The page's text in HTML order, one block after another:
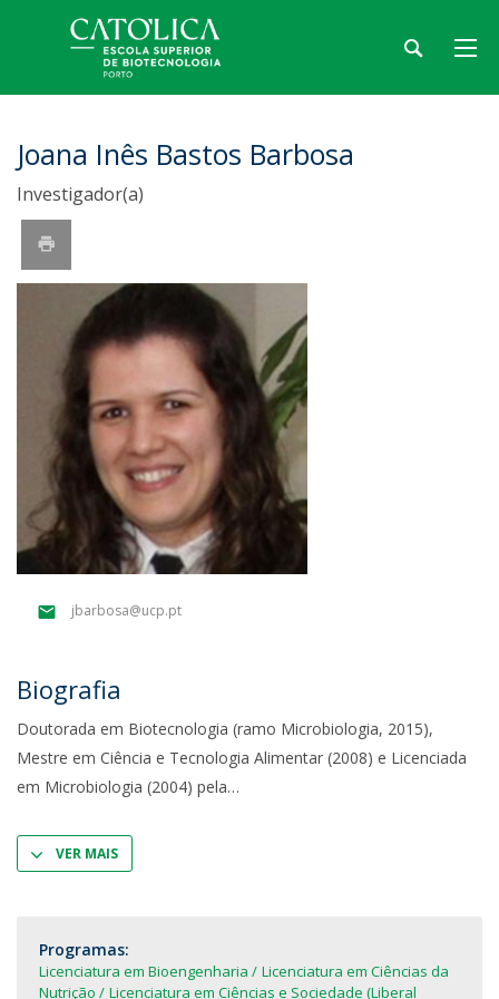
Joana Inês Bastos Barbosa
Investigador(a)
jbarbosa@ucp.pt
Biografia
Doutorada em Biotecnologia (ramo Microbiologia, 2015),
Mestre em Ciência e Tecnologia Alimentar (2008) e Licenciada
em Microbiologia (2004) pela
VER MAIS
Programas:
Licenciatura em Bioengenharia
Licenciatura em Ciências da
Nutrição
Licenciatura em Ciências e Sociedade (Liberal